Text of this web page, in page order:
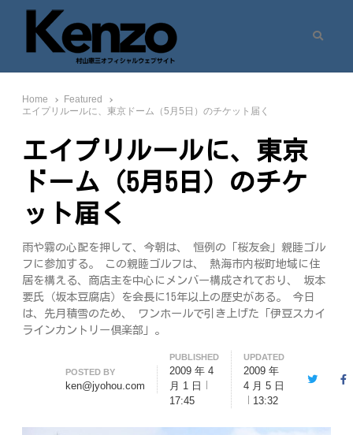
七転八起 – 村山憲三 Official Site
村山憲三ウェブサイト
Home
Featured
エイプリルールに、東京ドーム（5月5日）のチケット届く
エイプリルールに、東京
ドーム（5月5日）のチケ
ット届く
雨や霧の心配を押して、今朝は、 恒例の「桜友会」親睦ゴル
フに参加する。 この親睦ゴルフは、 熱海市内桜町地域に住
居を構える、商店主を中心にメンバー構成されており、 坂本
要氏（坂本豆腐店）を会長に15年以上の歴史がある。 今日
は、先月積雪のため、 ワンホールで引き上げた「伊豆スカイ
ラインカントリー倶楽部」。
Author
POSTED BY
ken@jyohou.com
PUBLISHED
2009 年 4
月 1 日
17:45
UPDATED
2009 年
4 月 5 日
13:32
Twitter